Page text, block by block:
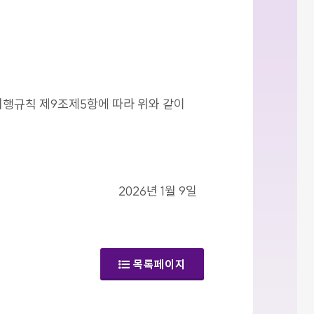
행규칙 제9조제5항에 따라 위와 같이
2026년 1월 9일
목록페이지